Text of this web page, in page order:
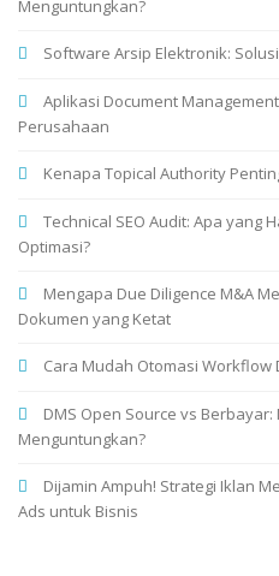
Menguntungkan?
Software Arsip Elektronik:
Aplikasi Document
Perusahaan
Kenapa Topical Authority
Technical SEO Audit: Apa yang
Optimasi?
Mengapa Due Diligence M&A
Dokumen yang Ketat
Cara Mudah Otomasi Workflow
DMS Open Source vs
Menguntungkan?
Dijamin Ampuh! Strategi Iklan
Ads untuk Bisnis